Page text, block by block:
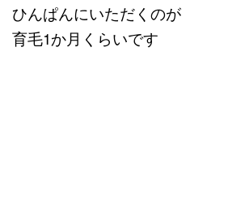
ひんぱんにいただくのが
育毛1か月くらいです